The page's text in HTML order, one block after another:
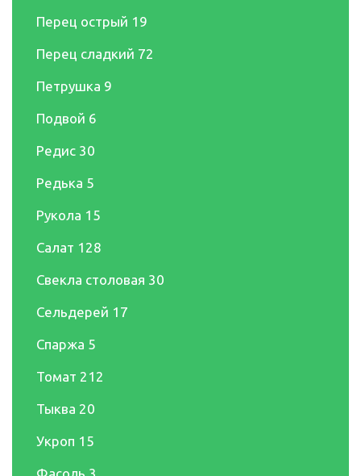
Перец острый 19
Перец сладкий 72
Петрушка 9
Подвой 6
Редис 30
Редька 5
Рукола 15
Салат 128
Свекла столовая 30
Сельдерей 17
Спаржа 5
Томат 212
Тыква 20
Укроп 15